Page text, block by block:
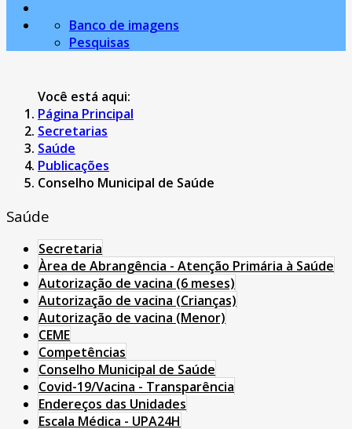
Banco de imagens
Pesquisas
Você está aqui:
Página Principal
Secretarias
Saúde
Publicações
Conselho Municipal de Saúde
Saúde
Secretaria
Àrea de Abrangência - Atenção Primária à Saúde
Autorização de vacina (6 meses)
Autorização de vacina (Crianças)
Autorização de vacina (Menor)
CEME
Competências
Conselho Municipal de Saúde
Covid-19/Vacina - Transparência
Endereços das Unidades
Escala Médica - UPA24H